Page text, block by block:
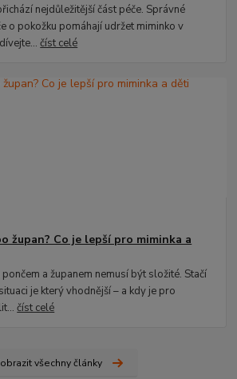
nejdůležitější část péče. Správné
o pokožku pomáhají udržet miminko v
číst celé
župan? Co je lepší pro miminka a
a županem nemusí být složité. Stačí
je který vhodnější – a kdy je pro
číst celé
všechny články